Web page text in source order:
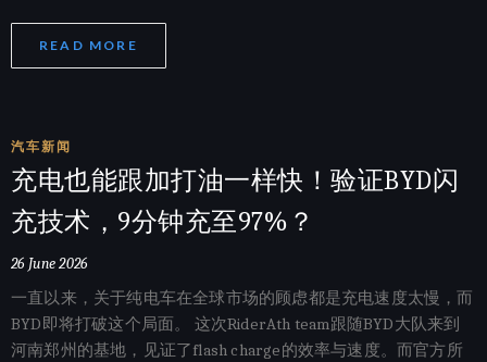
READ MORE
汽车新闻
充电也能跟加打油一样快！验证BYD闪
充技术，9分钟充至97%？
26 June 2026
一直以来，关于纯电车在全球市场的顾虑都是充电速度太慢，而
BYD即将打破这个局面。 这次RiderAth team跟随BYD大队来到
河南郑州的基地，见证了flash charge的效率与速度。而官方所